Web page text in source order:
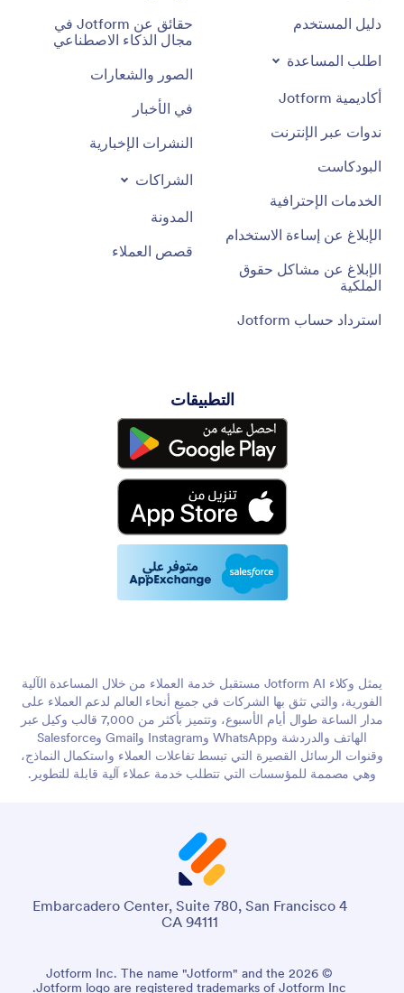
دليل المستخدم
اطلب المساعدة
أكاديمية Jotform
ندوات عبر الإنترنت
البودكاست
الخدمات الإحترافية
الإبلاغ عن إساءة الاستخدام
الإبلاغ عن مشاكل حقوق
الملكية
استرداد حساب Jotform
حقائق عن Jotform في
مجال الذكاء الاصطناعي
الصور والشعارات
في الأخبار
النشرات الإخبارية
الشراكات
المدونة
قصص العملاء
التطبيقات
يمثل وكلاء Jotform AI مستقبل خدمة العملاء من خلال المساعدة الآلية
الفورية، والتي تثق بها الشركات في جميع أنحاء العالم لدعم العملاء على
مدار الساعة طوال أيام الأسبوع، وتتميز بأكثر من 7,000 قالب وكيل عبر
الهاتف والدردشة وWhatsApp وInstagram وGmail وSalesforce
وقنوات الرسائل القصيرة التي تبسط تفاعلات العملاء واستكمال النماذج،
وهي مصممة للمؤسسات التي تتطلب خدمة عملاء آلية قابلة للتطوير.
4 Embarcadero Center, Suite 780, San Francisco
CA 94111
© 2026 Jotform Inc. The name "Jotform" and the
Jotform logo are registered trademarks of Jotform Inc.